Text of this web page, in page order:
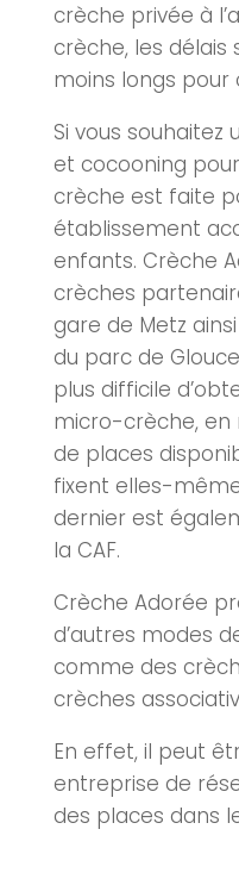
crèche privée à
crèche, les
moins longs pour
Si vous
et cocooning
crèche est faite
établissement
enfants. Crèche
crèches
gare de Metz
du parc de
plus difficile
micro-crèche, en
de places
fixent elles-
dernier est
la CAF.
Crèche Adorée
d’autres modes
comme des
crèches
En effet, il peut
entreprise de
des places dans